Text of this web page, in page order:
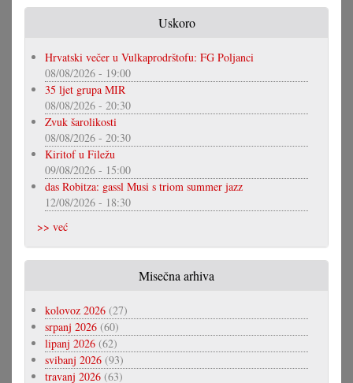
Uskoro
Hrvatski večer u Vulkaprodrštofu: FG Poljanci
08/08/2026 - 19:00
35 ljet grupa MIR
08/08/2026 - 20:30
Zvuk šarolikosti
08/08/2026 - 20:30
Kiritof u Filežu
09/08/2026 - 15:00
das Robitza: gassl Musi s triom summer jazz
12/08/2026 - 18:30
>> već
Misečna arhiva
kolovoz 2026 (27)
srpanj 2026 (60)
lipanj 2026 (62)
svibanj 2026 (93)
travanj 2026 (63)